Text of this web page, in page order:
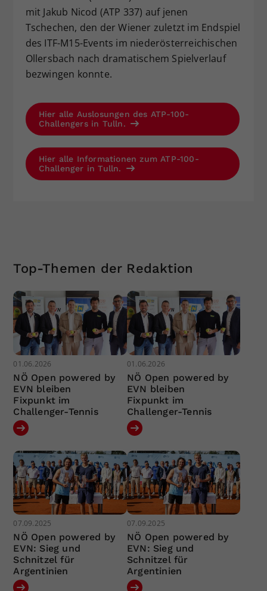
mit Jakub Nicod (ATP 337) auf jenen
Tschechen, den der Wiener zuletzt im Endspiel
des ITF-M15-Events im niederösterreichischen
Ollersbach nach dramatischem Spielverlauf
bezwingen konnte.
Hier alle Auslosungen des ATP-100-
Challengers in Tulln.
Hier alle Informationen zum ATP-100-
Challenger in Tulln.
Top-Themen der Redaktion
01.06.2026
NÖ Open powered by
EVN bleiben
Fixpunkt im
Challenger-Tennis
01.06.2026
NÖ Open powered by
EVN bleiben
Fixpunkt im
Challenger-Tennis
07.09.2025
NÖ Open powered by
EVN: Sieg und
Schnitzel für
Argentinien
07.09.2025
NÖ Open powered by
EVN: Sieg und
Schnitzel für
Argentinien